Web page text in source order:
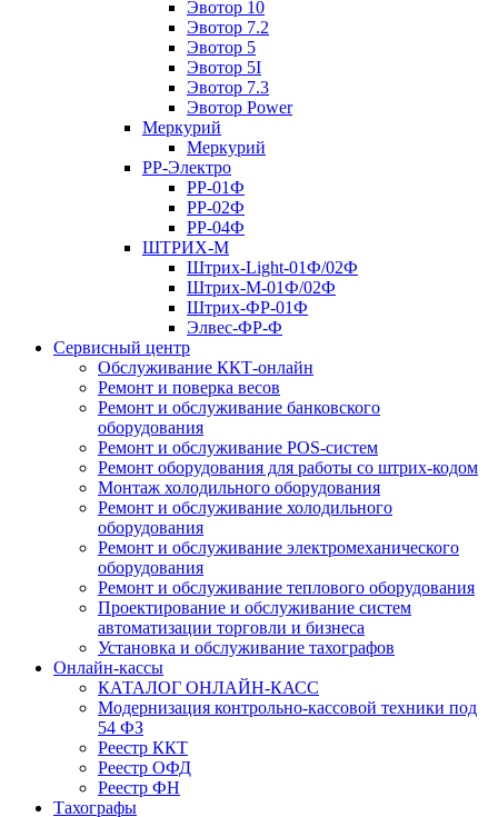
Эвотор 10
Эвотор 7.2
Эвотор 5
Эвотор 5I
Эвотор 7.3
Эвотор Power
Меркурий
Меркурий
РР-Электро
РР-01Ф
РР-02Ф
РР-04Ф
ШТРИХ-М
Штрих-Light-01Ф/02Ф
Штрих-М-01Ф/02Ф
Штрих-ФР-01Ф
Элвес-ФР-Ф
Сервисный центр
Обслуживание ККТ-онлайн
Ремонт и поверка весов
Ремонт и обслуживание банковского
оборудования
Ремонт и обслуживание POS-систем
Ремонт оборудования для работы со штрих-кодом
Монтаж холодильного оборудования
Ремонт и обслуживание холодильного
оборудования
Ремонт и обслуживание электромеханического
оборудования
Ремонт и обслуживание теплового оборудования
Проектирование и обслуживание систем
автоматизации торговли и бизнеса
Установка и обслуживание тахографов
Онлайн-кассы
КАТАЛОГ ОНЛАЙН-КАСС
Модернизация контрольно-кассовой техники под
54 ФЗ
Реестр ККТ
Реестр ОФД
Реестр ФН
Тахографы